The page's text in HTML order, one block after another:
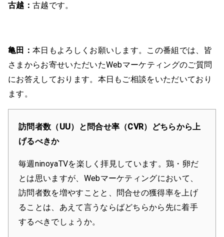
古越： 古越です。
亀田： 本日もよろしくお願いします。この番組では、皆
さまからお寄せいただいたWebマーケティングのご質問
にお答えしております。本日もご相談をいただいており
ます。
訪問者数（UU）と問合せ率（CVR）どちらから上
げるべきか
毎週ninoyaTVを楽しく拝見しています。鶏・卵だ
とは思いますが、Webマーケティングにおいて、
訪問者数を増やすことと、問合せの獲得率を上げ
ることは、あえて言うならばどちらから先に着手
するべきでしょうか。